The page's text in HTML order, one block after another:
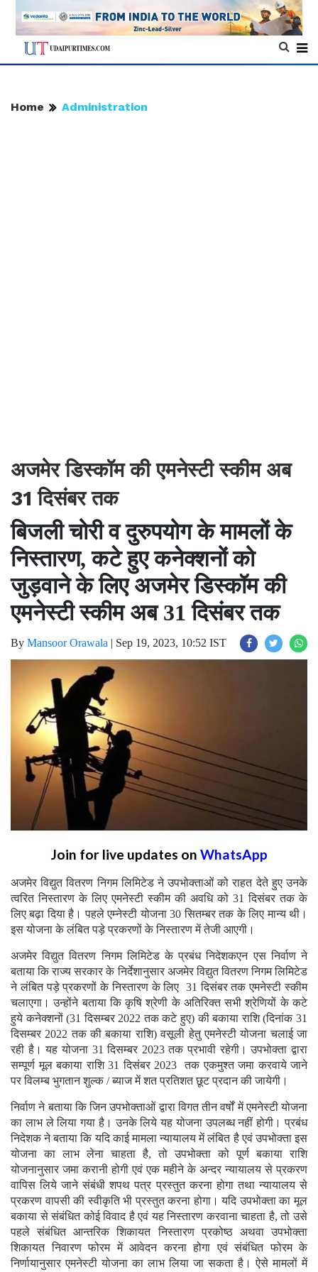
Home Administration
अजमेर डिस्कॉम की एमनेस्टी स्कीम अब
31 दिसंबर तक
बिजली चोरी व दुरुपयोग के मामलों के
निस्तारण, कटे हुए कनेक्शनों को
जुड़वाने के लिए अजमेर डिस्कॉम की
एमनेस्टी स्कीम अब 31 दिसंबर तक
By Mansoor Orawala | Sep 19, 2023, 10:52 IST
Join for live updates on WhatsApp
अजमेर विद्युत वितरण निगम लिमिटेड ने उपभोक्ताओं को राहत देते हुए उनके
त्वरित निस्तारण के लिए एमनेस्टी स्कीम की अवधि को 31 दिसंबर तक के
लिए बढ़ा दिया है। पहले एम्नेस्टी योजना 30 सितम्बर तक के लिए मान्य थी।
इस योजना के लंबित पड़े प्रकरणों के निस्तारण में तेजी आएगी।
अजमेर विद्युत वितरण निगम लिमिटेड के प्रबंध निदेशकएन एस निर्वाण ने
बताया कि राज्य सरकार के निर्देशानुसार अजमेर विद्युत वितरण निगम लिमिटेड
ने लंबित पड़े प्रकरणों के निस्तारण के लिए 31 दिसंबर तक एमनेस्टी स्कीम
चलाएगा। उन्होंने बताया कि कृषि श्रेणी के अतिरिक्त सभी श्रेणियों के कटे
हुये कनेक्शनों (31 दिसम्बर 2022 तक कटे हुए) की बकाया राशि (दिनांक 31
दिसम्बर 2022 तक की बकाया राशि) वसूली हेतु एमनेस्टी योजना चलाई जा
रही है। यह योजना 31 दिसम्बर 2023 तक प्रभावी रहेगी। उपभोक्ता द्वारा
सम्पूर्ण मूल बकाया राशि 31 दिसंबर 2023 तक एकमुश्त जमा करवाये जाने
पर विलम्ब भुगतान शुल्क / ब्याज में शत प्रतिशत छूट प्रदान की जायेगी।
निर्वाण ने बताया कि जिन उपभोक्ताओं द्वारा विगत तीन वर्षों में एमनेस्टी योजना
का लाभ ले लिया गया है। उनके लिये यह योजना उपलब्ध नहीं होगी। प्रबंध
निदेशक ने बताया कि यदि काई मामला न्यायालय में लंबित है एवं उपभोक्ता इस
योजना का लाभ लेना चाहता है, तो उपभोक्ता को पूर्ण बकाया राशि
योजनानुसार जमा करानी होगी एवं एक महीने के अन्दर न्यायालय से प्रकरण
वापिस लिये जाने संबंधी शपथ पत्र प्रस्तुत करना होगा तथा न्यायालय से
प्रकरण वापसी की स्वीकृति भी प्रस्तुत करना होगा। यदि उपभोक्ता का मूल
बकाया से संबंधित कोई विवाद है एवं यह निस्तारण करवाना चाहता है, तो उसे
पहले संबंधित आन्तरिक शिकायत निस्तारण प्रकोष्ठ अथवा उपभोक्ता
शिकायत निवारण फोरम में आवेदन करना होगा एवं संबंधित फोरम के
निर्णायानुसार एमनेस्टी योजना का लाभ लिया जा सकता है। ऐसे मामलों में